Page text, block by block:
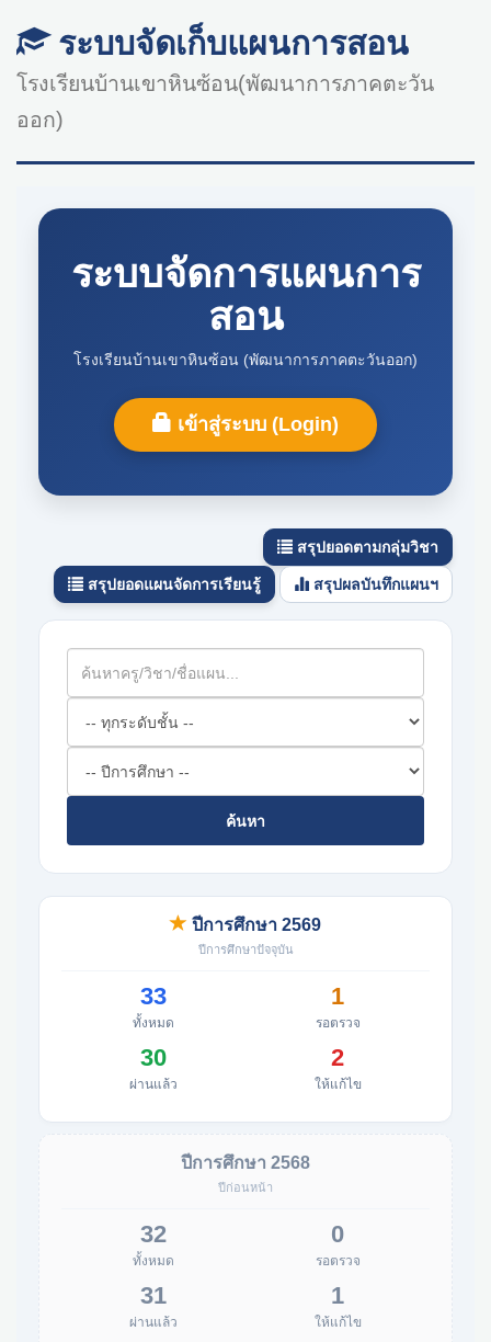
ระบบจัดเก็บแผนการสอน
โรงเรียนบ้านเขาหินซ้อน(พัฒนาการภาคตะวัน
ออก)
ระบบจัดการแผนการ
สอน
โรงเรียนบ้านเขาหินซ้อน (พัฒนาการภาคตะวันออก)
เข้าสู่ระบบ (Login)
สรุปยอดตามกลุ่มวิชา
สรุปยอดแผนจัดการเรียนรู้ สรุปผลบันทึกแผนฯ
ค้นหา
ปีการศึกษา 2569
ปีการศึกษาปัจจุบัน
33
ทั้งหมด
1
รอตรวจ
30
ผ่านแล้ว
2
ให้แก้ไข
ปีการศึกษา 2568
ปีก่อนหน้า
32
ทั้งหมด
0
รอตรวจ
31
ผ่านแล้ว
1
ให้แก้ไข